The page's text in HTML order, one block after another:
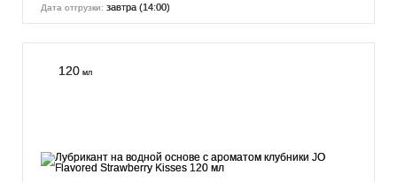
Дата отгрузки: завтра (14:00)
120 мл